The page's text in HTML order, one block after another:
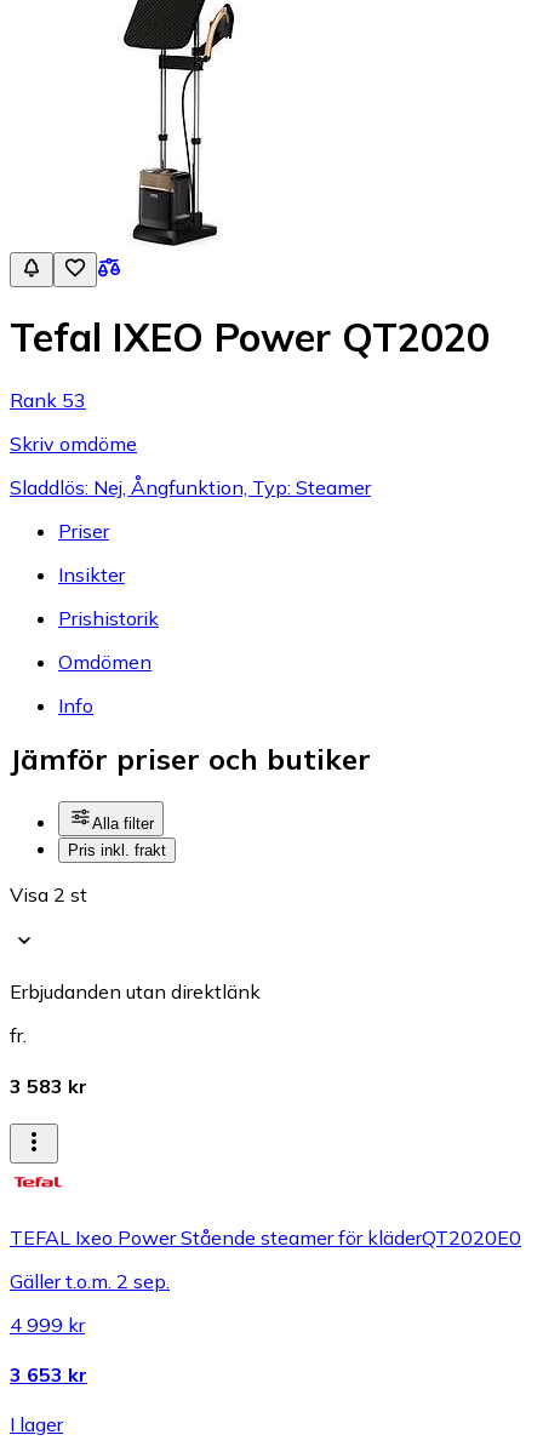
Tefal IXEO Power QT2020
Rank 53
Skriv omdöme
Sladdlös: Nej, Ångfunktion, Typ: Steamer
Priser
Insikter
Prishistorik
Omdömen
Info
Jämför priser och butiker
Alla filter
Pris inkl. frakt
Visa 2 st
Erbjudanden utan direktlänk
fr.
3 583 kr
TEFAL Ixeo Power Stående steamer för kläderQT2020E0
Gäller t.o.m. 2 sep.
4 999 kr
3 653 kr
I lager